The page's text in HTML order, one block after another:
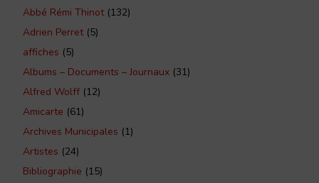
Abbé Rémi Thinot(132)
Adrien Perret(5)
affiches (5)
Albums – Documents – Journaux (31)
Alfred Wolff (12)
Amicarte (61)
Archives Municipales (1)
Artistes (24)
Bibliographie (15)